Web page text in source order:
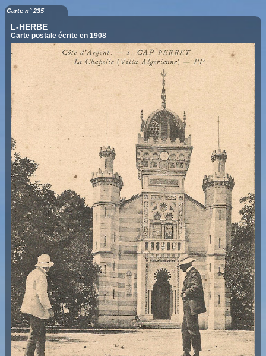
Carte n° 235
L-HERBE
Carte postale écrite en 1908